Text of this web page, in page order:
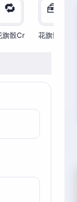
🔁
旗骰Cr
🧰
花旗骰Cr